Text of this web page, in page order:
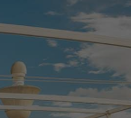
16 54
para ti a cualquier